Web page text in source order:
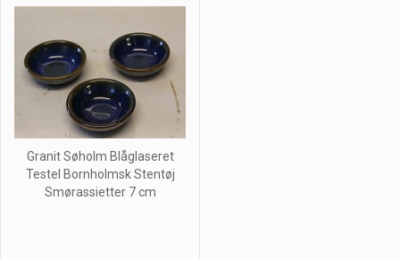
Granit Søholm Blåglaseret
Testel Bornholmsk Stentøj
Smørassietter 7 cm